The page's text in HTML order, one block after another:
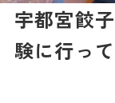
宇都宮餃
験に行っ
宇
記事
市